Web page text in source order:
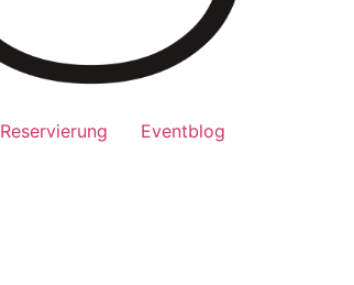
Reservierung Eventblog